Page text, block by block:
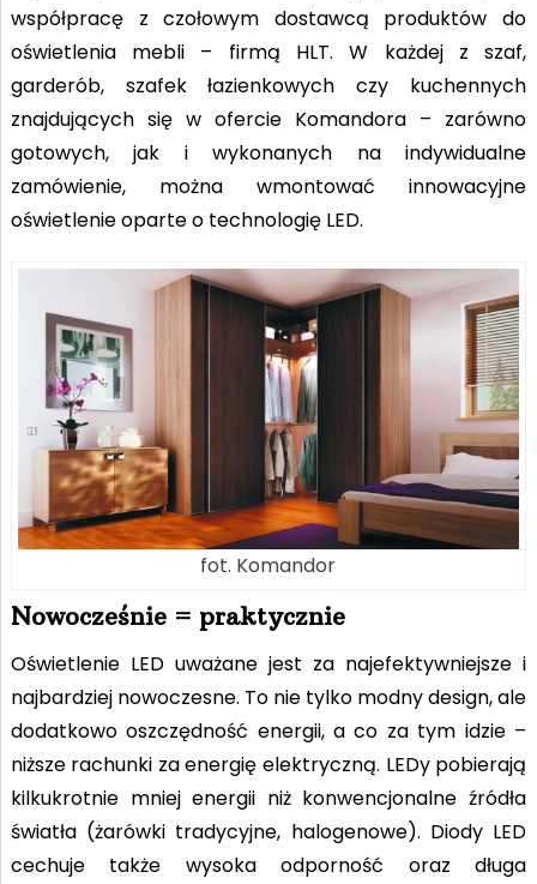
współpracę z czołowym dostawcą produktów do
oświetlenia mebli – firmą HLT. W każdej z szaf,
garderób, szafek łazienkowych czy kuchennych
znajdujących się w ofercie Komandora – zarówno
gotowych, jak i wykonanych na indywidualne
zamówienie, można wmontować innowacyjne
oświetlenie oparte o technologię LED.
fot. Komandor
Nowocześnie = praktycznie
Oświetlenie LED uważane jest za najefektywniejsze i
najbardziej nowoczesne. To nie tylko modny design, ale
dodatkowo oszczędność energii, a co za tym idzie –
niższe rachunki za energię elektryczną. LEDy pobierają
kilkukrotnie mniej energii niż konwencjonalne źródła
światła (żarówki tradycyjne, halogenowe). Diody LED
cechuje także wysoka odporność oraz długa